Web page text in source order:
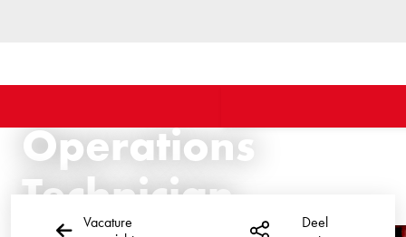
Operations
Technician
Vacature
Deel